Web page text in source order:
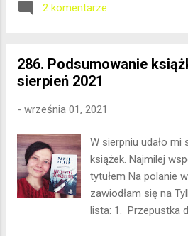
miesięczne
obserwatorem i
co dzieje się wokół
jazda na rowerze.
Nie wiem co się
w rodzaju ubóstwa
czytania wielu
językową amebą.
ortograficzne
2 komentarze
286. Podsumowanie
sierpień 2021
- września 01, 2021
W sierpniu udało
książek. Najmilej
tytułem Na polanie
zawiodłam się na
lista: 1. Przepustka